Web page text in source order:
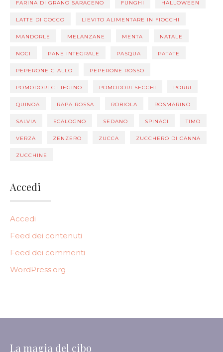
FARINA DI GRANO SARACENO FUNGHI HALLOWEEN
LATTE DI COCCO LIEVITO ALIMENTARE IN FIOCCHI
MANDORLE MELANZANE MENTA NATALE
NOCI PANE INTEGRALE PASQUA PATATE
PEPERONE GIALLO PEPERONE ROSSO
POMODORI CILIEGINO POMODORI SECCHI PORRI
QUINOA RAPA ROSSA ROBIOLA ROSMARINO
SALVIA SCALOGNO SEDANO SPINACI TIMO
VERZA ZENZERO ZUCCA ZUCCHERO DI CANNA
ZUCCHINE
Accedi
Accedi
Feed dei contenuti
Feed dei commenti
WordPress.org
La magia del cibo